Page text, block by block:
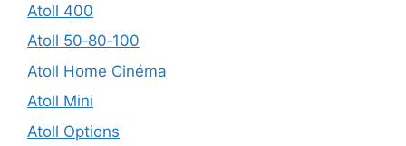
Atoll 400
Atoll 50‑80‑100
Atoll Home Cinéma
Atoll Mini
Atoll Options